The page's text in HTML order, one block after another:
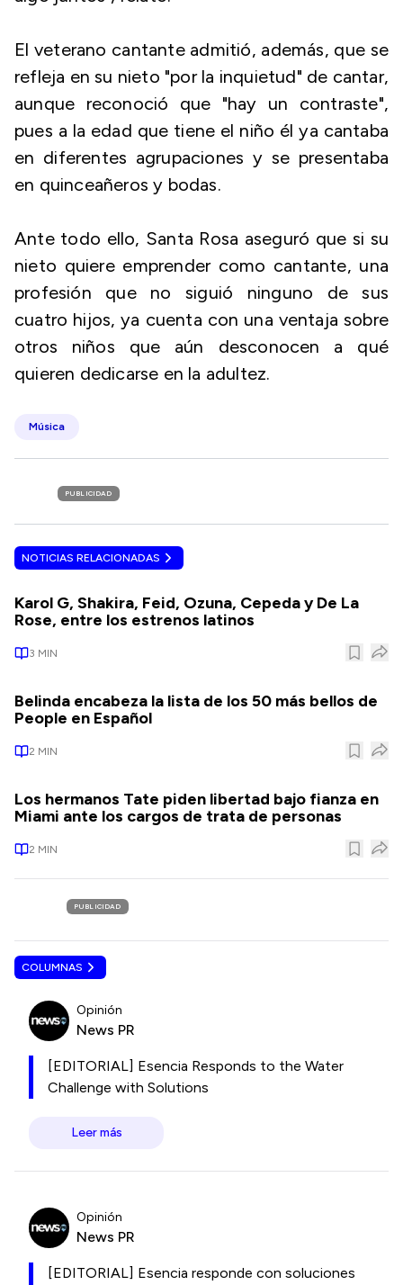
El veterano cantante admitió, además, que se
refleja en su nieto "por la inquietud" de cantar,
aunque reconoció que "hay un contraste",
pues a la edad que tiene el niño él ya cantaba
en diferentes agrupaciones y se presentaba
en quinceañeros y bodas.
Ante todo ello, Santa Rosa aseguró que si su
nieto quiere emprender como cantante, una
profesión que no siguió ninguno de sus
cuatro hijos, ya cuenta con una ventaja sobre
otros niños que aún desconocen a qué
quieren dedicarse en la adultez.
Música
PUBLICIDAD
NOTICIAS RELACIONADAS
Karol G, Shakira, Feid, Ozuna, Cepeda y De La
Rose, entre los estrenos latinos
3 MIN
Belinda encabeza la lista de los 50 más bellos de
People en Español
2 MIN
Los hermanos Tate piden libertad bajo fianza en
Miami ante los cargos de trata de personas
2 MIN
PUBLICIDAD
COLUMNAS
Opinión
News PR
[EDITORIAL] Esencia Responds to the Water
Challenge with Solutions
Leer más
Opinión
News PR
[EDITORIAL] Esencia responde con soluciones